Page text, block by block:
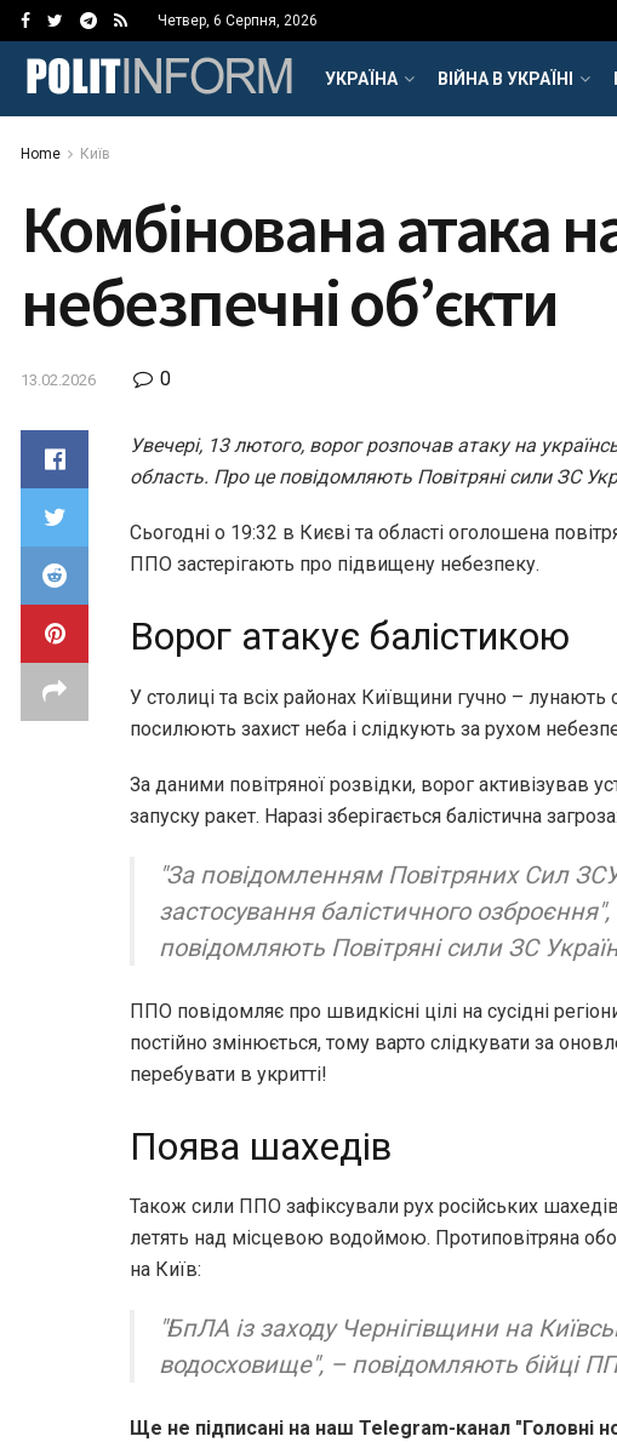
Четвер, 6 Серпня, 2026
УКРАЇНА ВІЙНА В УКРАЇНІ
Home Київ
Комбінована атака
небезпечні об’єкти
13.02.2026 0
Увечері, 13 лютого, ворог розпочав атаку на
область. Про це повідомляють Повітряні сили ЗС
Сьогодні о 19:32 в Києві та області оголошена
ППО застерігають про підвищену небезпеку.
Ворог атакує балістикою
У столиці та всіх районах Київщини гучно –
посилюють захист неба і слідкують за рухом
За даними повітряної розвідки, ворог активізував
запуску ракет. Наразі зберігається балістична загроза:
"За повідомленням Повітряних Сил
застосування балістичного
повідомляють Повітряні сили ЗС
ППО повідомляє про швидкісні цілі на сусідні
постійно змінюється, тому варто слідкувати за
перебувати в укритті!
Поява шахедів
Також сили ППО зафіксували рух російських
летять над місцевою водоймою. Протиповітряна
на Київ:
"БпЛА із заходу Чернігівщини на
водосховище", – повідомляють бійці
Ще не підписані на наш Telegram-канал "Головні